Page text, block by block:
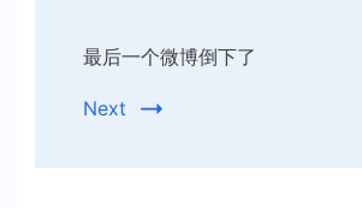
最后一个微博倒下了
Next